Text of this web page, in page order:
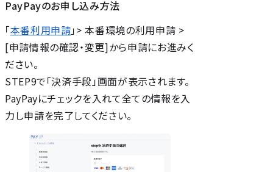
PayPayのお申し込み方法
「本番利用申請」> 本番環境の利用申請 >
[申請情報の確認・変更]から申請にお進みく
ださい。
STEP9で「決済手段」画面が表示されます。
PayPayにチェックを入れて全ての情報を入
力し申請を完了してください。